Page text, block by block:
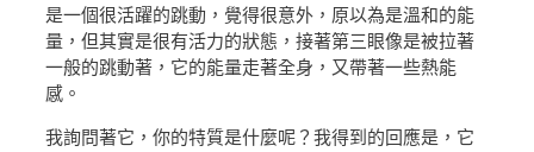
是一個很活躍的跳動，覺得很意外，原以為是溫和的能
量，但其實是很有活力的狀態，接著第三眼像是被拉著
一般的跳動著，它的能量走著全身，又帶著一些熱能
感。
我詢問著它，你的特質是什麼呢？我得到的回應是，它